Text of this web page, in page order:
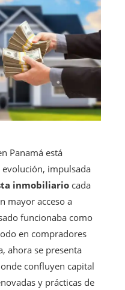
Panamá está
impulsada
inmobiliario cada
mayor acceso a
funcionaba como
en compradores
ahora se presenta
confluyen capital
y prácticas de